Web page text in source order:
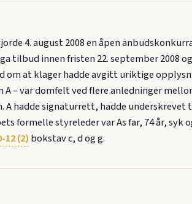
4. august 2008 en åpen
tilbud innen fristen 22. september 2008
at klager hadde avgitt uriktige
– var domfelt ved flere anledninger
A hadde signaturrett, hadde
formelle styreleder var As far, 74 år, syk
12 (2) bokstav c, d og g.